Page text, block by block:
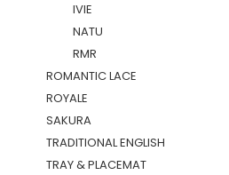
IVIE
NATU
RMR
ROMANTIC LACE
ROYALE
SAKURA
TRADITIONAL ENGLISH
TRAY & PLACEMAT